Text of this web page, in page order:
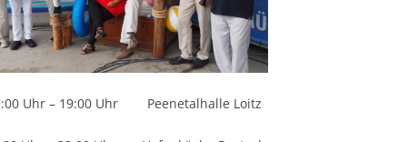
– 19:00 Uhr Peenetalhalle Loitz